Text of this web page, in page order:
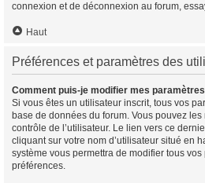
connexion et de déconnexion au forum,
Haut
Préférences et paramètres des
Comment puis-je modifier mes
Si vous êtes un utilisateur inscrit, tous vos
base de données du forum. Vous pouvez
contrôle de l’utilisateur. Le lien vers ce
cliquant sur votre nom d’utilisateur situé en
système vous permettra de modifier tous
préférences.